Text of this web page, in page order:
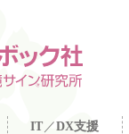
IT ／DX支援